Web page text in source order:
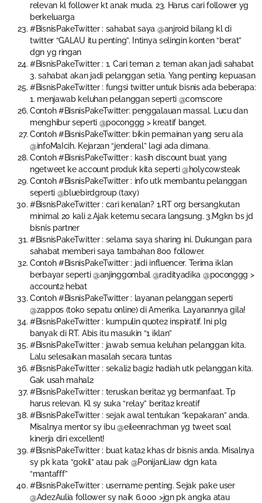
relevan kl follower kt anak muda. 23. Harus cari follower yg
berkeluarga
#BisnisPakeTwitter : sahabat saya @anjroid bilang kl di
twitter “GALAU itu penting”. Intinya selingin konten “berat”
dgn yg ringan
#BisnisPakeTwitter : 1. Cari teman 2. teman akan jadi sahabat
3. sahabat akan jadi pelanggan setia. Yang penting kepuasan
#BisnisPakeTwitter : fungsi twitter untuk bisnis ada beberapa:
1. menjawab keluhan pelanggan seperti @comscore
Contoh #BisnisPakeTwitter: penggalauan massal. Lucu dan
menghibur seperti @poconggg > kreatif banget.
Contoh #BisnisPakeTwitter: bikin permainan yang seru ala
@infoMaIcih. Kejar2an “jenderal” lagi ada dimana.
Contoh #BisnisPakeTwitter : kasih discount buat yang
ngetweet ke account produk kita seperti @holycowsteak
Contoh #BisnisPakeTwitter : info utk membantu pelanggan
seperti @bluebirdgroup (taxy)
#BisnisPakeTwitter : cari kenalan? 1.RT org bersangkutan
minimal 20 kali 2.Ajak ketemu secara langsung. 3.Mgkn bs jd
bisnis partner
#BisnisPakeTwitter : selama saya sharing ini. Dukungan para
sahabat memberi saya tambahan 800 follower.
Contoh #BisnisPakeTwitter : jadi influencer. Terima iklan
berbayar seperti @anjinggombal @radityadika @poconggg >
account2 hebat
Contoh #BisnisPakeTwitter : layanan pelanggan seperti
@zappos (toko sepatu online) di Amerika. Layanannya gila!
#BisnisPakeTwitter : kumpulin quote2 inspiratif. Ini plg
banyak di RT. Abis itu masukin “1 iklan”
#BisnisPakeTwitter : jawab semua keluhan pelanggan kita.
Lalu selesaikan masalah secara tuntas
#BisnisPakeTwitter : sekali2 bagi2 hadiah utk pelanggan kita.
Gak usah mahal2
#BisnisPakeTwitter : teruskan berita2 yg bermanfaat. Tp
harus relevan. Kl sy suka “relay” berita2 kreatif
#BisnisPakeTwitter : sejak awal tentukan “kepakaran” anda.
Misalnya mentor sy ibu @eileenrachman yg tweet soal
kinerja diri excellent!
#BisnisPakeTwitter : buat kata2 khas dr bisnis anda. Misalnya
sy pk kata “gokil” atau pak @PonijanLiaw dgn kata
“mantafff”
#BisnisPakeTwitter : username penting. Sejak pake user
@AdezAulia follower sy naik 6.000 >jgn pk angka atau